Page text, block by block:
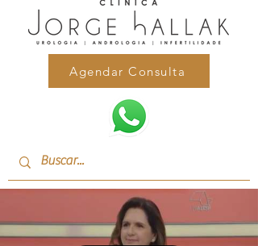
Agendar Consulta